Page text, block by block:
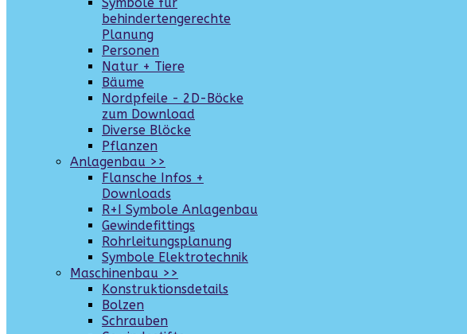
behindertengerechte
Planung
Personen
Natur + Tiere
Bäume
Nordpfeile - 2D-Böcke
zum Download
Diverse Blöcke
Pflanzen
Anlagenbau >>
Flansche Infos +
Downloads
R+I Symbole Anlagenbau
Gewindefittings
Rohrleitungsplanung
Symbole Elektrotechnik
Maschinenbau >>
Konstruktionsdetails
Bolzen
Schrauben